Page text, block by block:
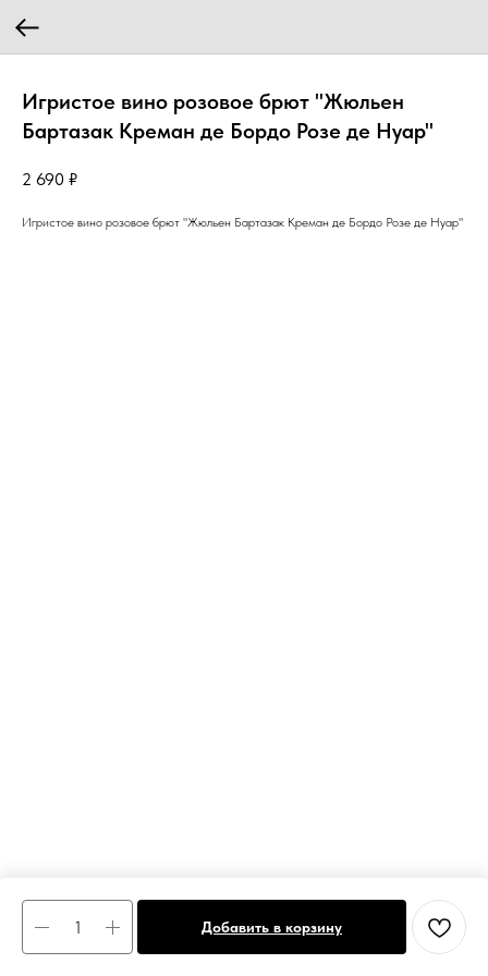
Игристое вино розовое брют "Жюльен
Бартазак Креман де Бордо Розе де Нуар"
2 690 ₽
Добавить в корзину
Игристое вино розовое брют "Жюльен Бартазак Креман де Бордо Розе де Нуар"